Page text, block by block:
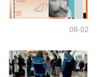
08-02